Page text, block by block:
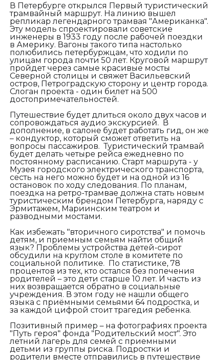
В Петербурге открылся Первый туристический
трамвайный маршрут. На линию вышел
репликар легендарного трамвая "Американка".
Эту модель спроектировали советские
инженеры в 1933 году после рабочей поездки
в Америку. Вагоны такого типа настолько
полюбились петербуржцам, что ходили по
улицам города почти 50 лет. Круговой маршрут
пройдет через самые красивые мосты
Северной столицы и свяжет Васильевский
остров, Петроградскую сторону и центр города.
Слоган проекта - один билет на 500
достопримечательностей.
Путешествие будет длиться около двух часов и
сопровождаться аудио экскурсией. В
дополнение, в салоне будет работать гид, он же
– кондуктор, который сможет ответить на
вопросы пассажиров. Туристический трамвай
будет делать четыре рейса ежедневно по
постоянному расписанию. Старт маршрута - у
Музея городского электрического транспорта,
сесть на него можно будет и на одной из 16
остановок по ходу следования. По планам,
поездка на ретро-трамвае должна стать новым
туристическим брендом Петербурга, наряду с
Эрмитажем, Мариинским театром и
разводными мостами.
Как избежать "вторичного сиротства" и помочь
детям, и приемным семьям найти общий
язык? Проблемы устройства детей-сирот
обсудили на круглом столе в комитете по
социальной политике. По статистике, 78
процентов из тех, кто остался без попечения
родителей – это дети старше 10 лет. И часть из
них возвращается обратно в социальные
учреждения. В этом году не нашли общего
языка с приёмными семьями 64 подростка, и
за каждой цифрой стоит трагедия ребенка.
Позитивный пример – на фотографиях проекта
"Путь героя" фонда "Родительский мост". Это
летний лагерь для семей с приемными
детьми из группы риска. Подростки и
родители вместе отправились в путешествие